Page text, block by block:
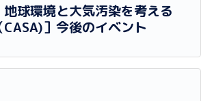
球環境と大気汚染を考える
］今後のイベント